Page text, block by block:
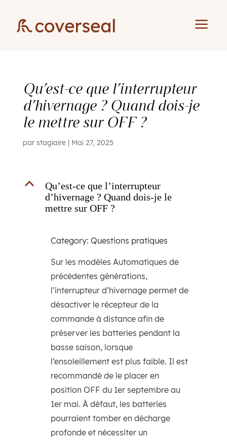
a
Qu’est-ce que l’interrupteur
d’hivernage ? Quand dois-je
le mettre sur OFF ?
par stagiaire| Mai 27, 2025
B
Qu’est-ce que l’interrupteur
d’hivernage ? Quand dois-je le
mettre sur OFF ?
Category: Questions pratiques
Sur les modèles Automatiques de
précédentes générations,
l’interrupteur d’hivernage permet de
désactiver le récepteur de la
commande à distance afin de
préserver les batteries pendant la
basse saison, lorsque
l’ensoleillement est plus faible. Il est
recommandé de le placer en
position OFF du 1er septembre au
1er mai. À défaut, les batteries
pourraient tomber en décharge
profonde et nécessiter un